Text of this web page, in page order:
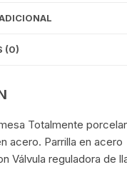
(0)
Totalmente
acero. Parrilla en acero
Válvula reguladora de